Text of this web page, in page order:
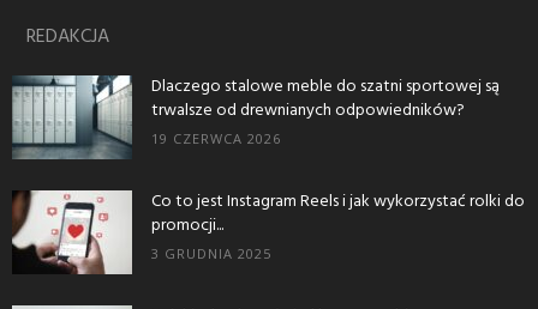
REDAKCJA
Dlaczego stalowe meble do szatni sportowej są
trwalsze od drewnianych odpowiedników?
19 CZERWCA 2026
Co to jest Instagram Reels i jak wykorzystać rolki do
promocji...
3 GRUDNIA 2025